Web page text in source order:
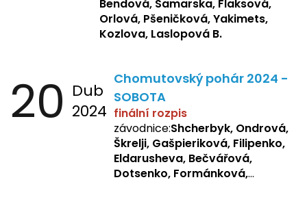
Bendová, Samarska, Flaksová,
Orlová, Pšeničková, Yakimets,
Kozlova, Laslopová B.
20 Dub
2024
Chomutovský pohár 2024 -
SOBOTA
finální rozpis
závodnice:Shcherbyk, Ondrová,
Škrelji, Gašpieriková, Filipenko,
Eldarusheva, Bečvářová,
Dotsenko, Formánková,